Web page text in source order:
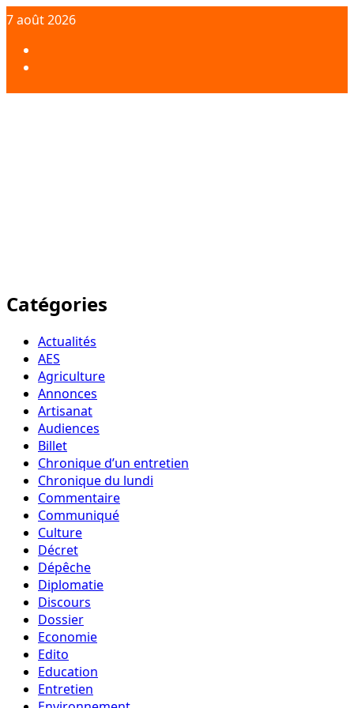
Aller
contenu
7 août 2026
Catégories
Actualités
AES
Agriculture
Annonces
Artisanat
Audiences
Billet
Chronique d’un entretien
Chronique du lundi
Commentaire
Communiqué
Culture
Décret
Dépêche
Diplomatie
Discours
Dossier
Economie
Edito
Education
Entretien